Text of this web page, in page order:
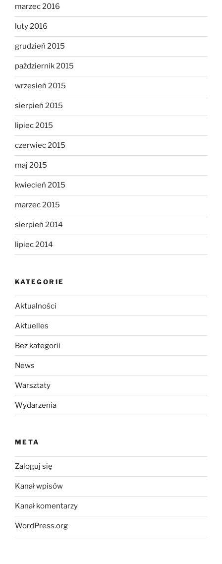
marzec 2016
luty 2016
grudzień 2015
październik 2015
wrzesień 2015
sierpień 2015
lipiec 2015
czerwiec 2015
maj 2015
kwiecień 2015
marzec 2015
sierpień 2014
lipiec 2014
KATEGORIE
Aktualności
Aktuelles
Bez kategorii
News
Warsztaty
Wydarzenia
META
Zaloguj się
Kanał wpisów
Kanał komentarzy
WordPress.org